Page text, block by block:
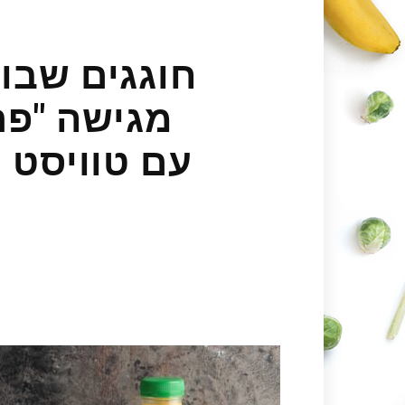
חוגגים
מגישה
עם טוויסט